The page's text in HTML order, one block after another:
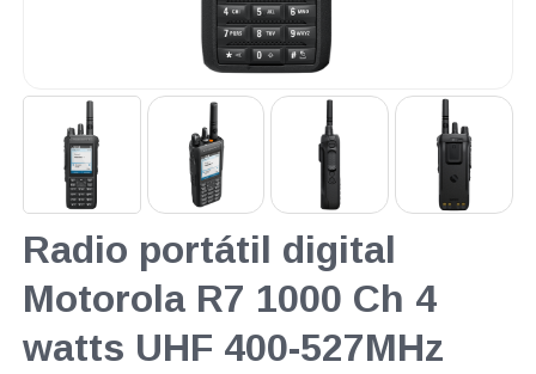
Radio portátil digital
Motorola R7 1000 Ch 4
watts UHF 400-527MHz